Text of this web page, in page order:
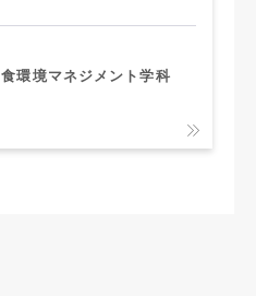
食環境マネジメント学科